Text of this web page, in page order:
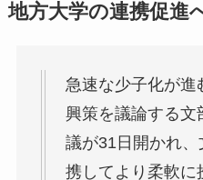
地方大学の連携促進
急速な少子化が進
興策を議論する文
議が31日開かれ
携してより柔軟に